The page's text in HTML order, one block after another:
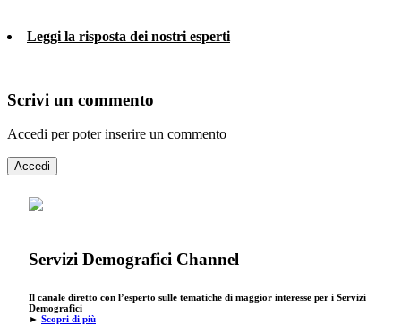
Leggi la risposta dei nostri esperti
Scrivi un commento
Accedi per poter inserire un commento
Accedi
Servizi Demografici Channel
Il canale diretto con l’esperto sulle tematiche di maggior interesse per i Servizi
Demografici
► Scopri di più